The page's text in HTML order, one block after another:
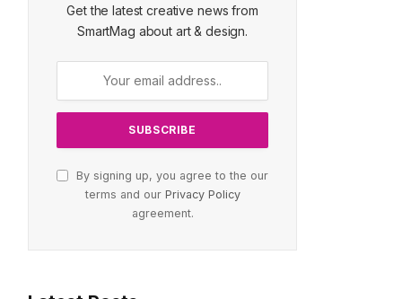
Get the latest creative news from
SmartMag about art & design.
By signing up, you agree to the our
terms and our Privacy Policy
agreement.